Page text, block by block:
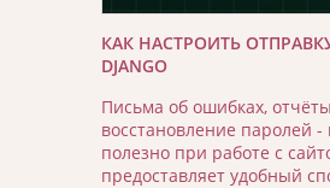
КАК НАСТРОИТЬ
DJANGO
Письма об ошибках,
восстановление паролей -
полезно при работе с
предоставляет удобный